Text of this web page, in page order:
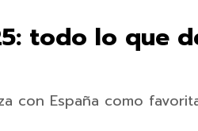
todo lo que
con España como